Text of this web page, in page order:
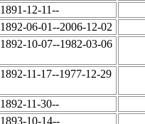
1891-12-11--
1892-06-01--2006-12-02
1892-10-07--1982-03-06
1892-11-17--1977-12-29
1892-11-30--
1893-10-14--